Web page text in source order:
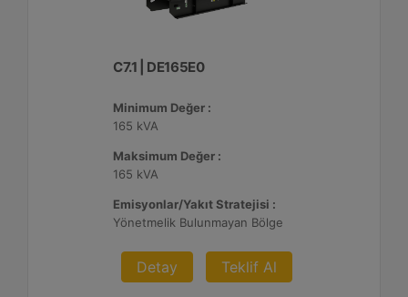
C7.1 | DE165E0
Minimum Değer :
165 kVA
Maksimum Değer :
165 kVA
Emisyonlar/Yakıt Stratejisi :
Yönetmelik Bulunmayan Bölge
Detay Teklif Al